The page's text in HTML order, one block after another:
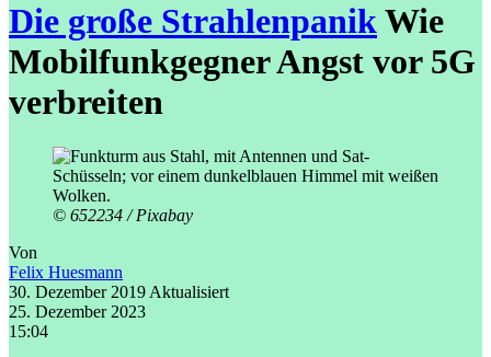
Die große StrahlenpanikWie
Mobilfunkgegner Angst vor 5G
verbreiten
© 652234 / Pixabay
Von
Felix Huesmann
30. Dezember 2019 Aktualisiert
25. Dezember 2023
15:04